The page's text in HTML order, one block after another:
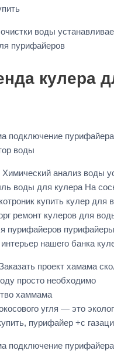
воды
пурифайеров
кулера
подключение пурифайера
воды
анализ воды
воды для кулера На
купить кулер
ремонт кулеров для
пурифайеров
нашего банка
проект хамама
просто необходимо
хаммама
угля — это
пурифайер +с
подключение пурифайера